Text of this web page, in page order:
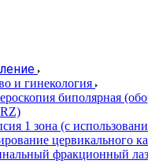
и гинекология
биполярная
1 зона (с
цервикального
фракционный